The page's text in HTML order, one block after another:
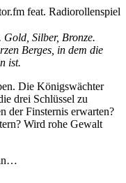
Silber, Bronze.
Berges, in dem die
ist.
Die Königswächter
drei Schlüssel zu
der Finsternis erwarten?
Wird rohe Gewalt